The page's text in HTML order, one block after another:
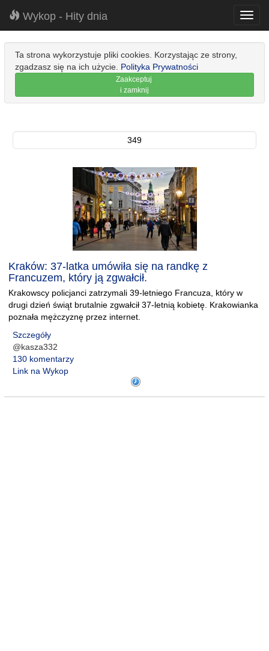
Wykop - Hity dnia
Ta strona wykorzystuje pliki cookies. Korzystając ze strony,
zgadzasz się na ich użycie. Polityka Prywatności
Zaakceptuj
i zamknij
349
Kraków: 37-latka umówiła się na randkę z
Francuzem, który ją zgwałcił.
Krakowscy policjanci zatrzymali 39-letniego Francuza, który w
drugi dzień świąt brutalnie zgwałcił 37-letnią kobietę. Krakowianka
poznała mężczyznę przez internet.
Szczegóły
@kasza332
130 komentarzy
Link na Wykop